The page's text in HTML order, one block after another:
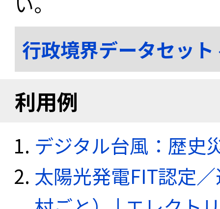
行政境界データセッ
利用例
デジタル台風：歴史
太陽光発電FIT認定